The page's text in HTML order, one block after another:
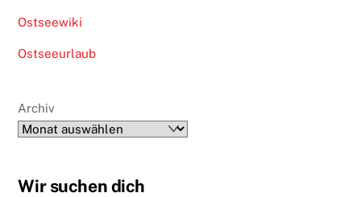
Ostseewiki
Ostseeurlaub
Archiv
Wir suchen dich